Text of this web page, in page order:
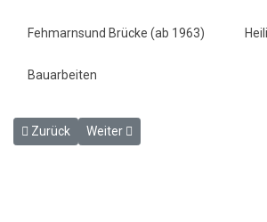
Fehmarnsund Brücke (ab 1963)
Bauarbeiten
Vorheriger Beitrag: Filmaufnahmen
Zurück Nächster Beitrag: Erster
Weiter